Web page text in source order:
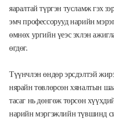
яаралтай түргэн тусламж гэх
эмч профессорууд нарийн
өмнөх ургийн үеэс эхлэн
өгдөг.
Түүнчлэн өндөр эрсдэлтэй
нярайн төвлөрсөн хяналтын
тасаг нь дөнгөж төрсөн
нарийн мэргэжлийн түвшинд